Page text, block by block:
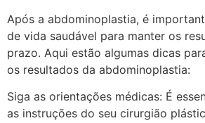
Após a abdominoplastia, é
de vida saudável para manter os
prazo. Aqui estão algumas dicas
os resultados da abdominoplastia:
Siga as orientações médicas: É
as instruções do seu cirurgião